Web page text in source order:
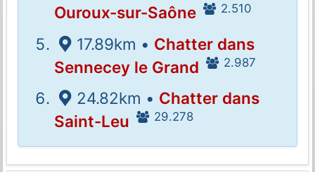
Ouroux-sur-Saône
2.510
17.89km • Chatter dans
Sennecey le Grand
2.987
24.82km • Chatter dans
Saint-Leu
29.278